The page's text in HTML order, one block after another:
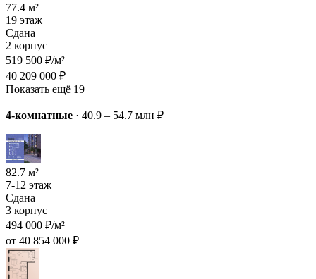
77.4 м²
19 этаж
Сдана
2 корпус
519 500 ₽/м²
40 209 000 ₽
Показать ещё 19
4-комнатные · 40.9 – 54.7 млн ₽
82.7 м²
7-12 этаж
Сдана
3 корпус
494 000 ₽/м²
от 40 854 000 ₽